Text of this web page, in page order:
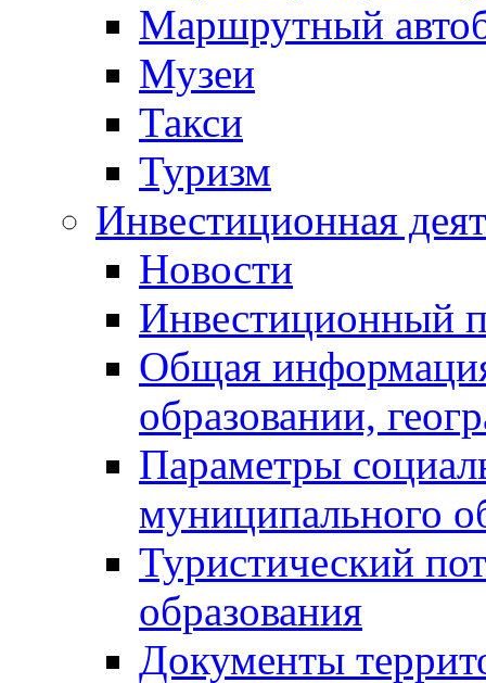
Маршрутный
Музеи
Такси
Туризм
Инвестиционная
Новости
Инвестиционный
Общая
образовании,
Параметры
муниципального
Туристический
образования
Документы